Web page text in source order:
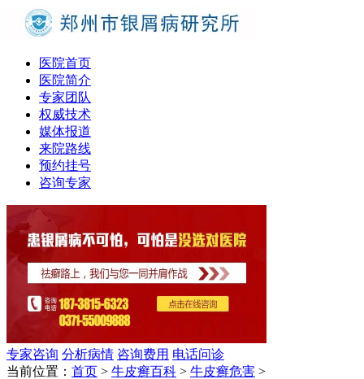
医院首页
医院简介
专家团队
权威技术
媒体报道
来院路线
预约挂号
咨询专家
专家咨询 分析病情 咨询费用 电话问诊
当前位置： 首页 > 牛皮癣百科 > 牛皮癣危害 >